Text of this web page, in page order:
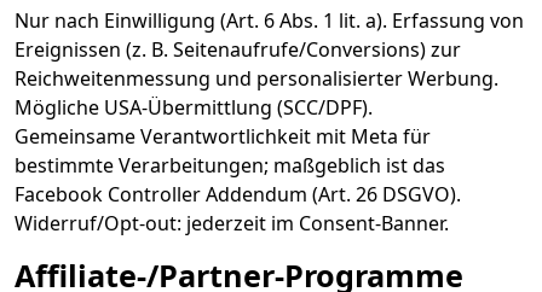
Nur nach Einwilligung (Art. 6 Abs. 1 lit. a). Erfassung von
Ereignissen (z. B. Seitenaufrufe/Conversions) zur
Reichweitenmessung und personalisierter Werbung.
Mögliche USA-Übermittlung (SCC/DPF).
Gemeinsame Verantwortlichkeit mit Meta für
bestimmte Verarbeitungen; maßgeblich ist das
Facebook Controller Addendum (Art. 26 DSGVO).
Widerruf/Opt-out: jederzeit im Consent-Banner.
Affiliate-/Partner-Programme